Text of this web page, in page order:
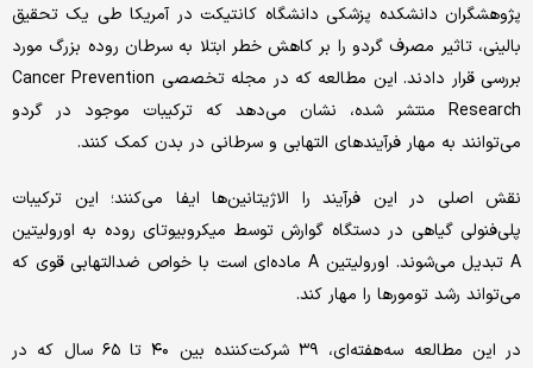
پژوهشگران دانشکده پزشکی دانشگاه کانتیکت در آمریکا طی یک تحقیق
بالینی، تاثیر مصرف گردو را بر کاهش خطر ابتلا به سرطان روده بزرگ مورد
بررسی قرار دادند. این مطالعه که در مجله تخصصی Cancer Prevention
Research منتشر شده، نشان می‌دهد که ترکیبات موجود در گردو
می‌توانند به مهار فرآیند‌های التهابی و سرطانی در بدن کمک کنند.
نقش اصلی در این فرآیند را الاژیتانین‌ها ایفا می‌کنند؛ این ترکیبات
پلی‌فنولی گیاهی در دستگاه گوارش توسط میکروبیوتای روده به اورولیتین
A تبدیل می‌شوند. اورولیتین A ماده‌ای است با خواص ضدالتهابی قوی که
می‌تواند رشد تومور‌ها را مهار کند.
در این مطالعه سه‌هفته‌ای، ۳۹ شرکت‌کننده بین ۴۰ تا ۶۵ سال که در